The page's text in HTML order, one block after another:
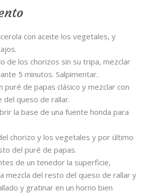
con aceite los vegetales, y
de los chorizos sin su tripa, mezclar
5 minutos. Salpimentar.
puré de papas clásico y mezclar con
del queso de rallar.
la base de una fuente honda para
chorizo y los vegetales y por último
del puré de papas.
de un tenedor la superficie,
mezcla del resto del queso de rallar y
y gratinar en un horno bien